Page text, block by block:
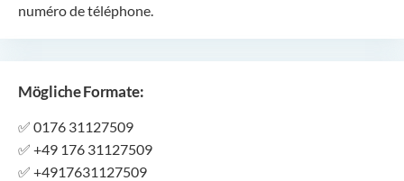
numéro de téléphone.
Mögliche Formate:
✅ 0176 31127509
✅ +49 176 31127509
✅ +4917631127509